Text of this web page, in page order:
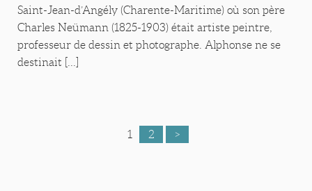
Saint-Jean-d’Angély (Charente-Maritime) où son père
Charles Neümann (1825-1903) était artiste peintre,
professeur de dessin et photographe. Alphonse ne se
destinait [...]
1 2 >